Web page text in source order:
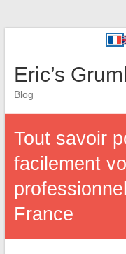
Eric’s
Blog
Tout savoir
facilement
France